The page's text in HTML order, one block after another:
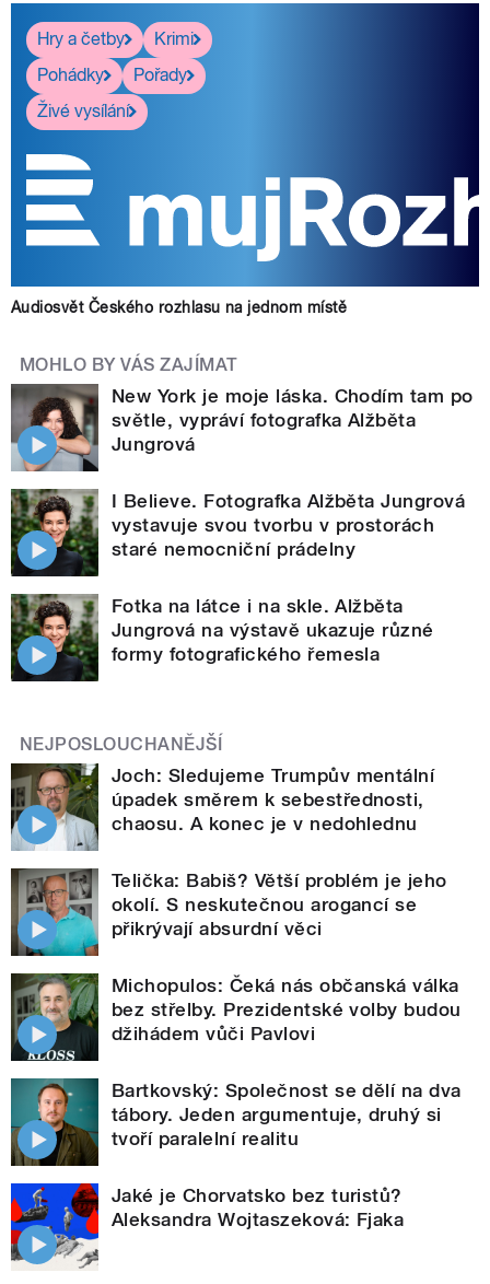
Hry a četby
Krimi
Pohádky
Pořady
Živé vysílání
Audiosvět Českého rozhlasu na jednom místě
MOHLO BY VÁS ZAJÍMAT
New York je moje láska. Chodím tam po
světle, vypráví fotografka Alžběta
Jungrová
I Believe. Fotografka Alžběta Jungrová
vystavuje svou tvorbu v prostorách
staré nemocniční prádelny
Fotka na látce i na skle. Alžběta
Jungrová na výstavě ukazuje různé
formy fotografického řemesla
NEJPOSLOUCHANĚJŠÍ
Joch: Sledujeme Trumpův mentální
úpadek směrem k sebestřednosti,
chaosu. A konec je v nedohlednu
Telička: Babiš? Větší problém je jeho
okolí. S neskutečnou arogancí se
přikrývají absurdní věci
Michopulos: Čeká nás občanská válka
bez střelby. Prezidentské volby budou
džihádem vůči Pavlovi
Bartkovský: Společnost se dělí na dva
tábory. Jeden argumentuje, druhý si
tvoří paralelní realitu
Jaké je Chorvatsko bez turistů?
Aleksandra Wojtaszeková: Fjaka